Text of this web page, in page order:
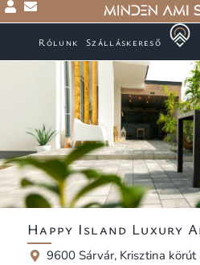
Rólunk Szálláskereső
Happy Island Luxury
9600 Sárvár, Krisztina